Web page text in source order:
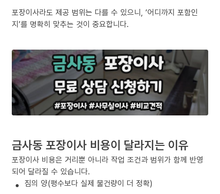
포장이사라도 제공 범위는 다를 수 있으니, ‘어디까지 포함인
지’를 명확히 맞추는 것이 중요합니다.
금사동 포장이사 비용이 달라지는 이유
포장이사 비용은 거리뿐 아니라 작업 조건과 범위가 함께 반영
되어 달라질 수 있습니다.
짐의 양(평수보다 실제 물건량이 더 정확)